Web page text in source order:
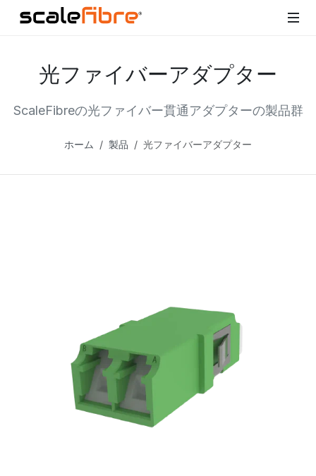
光ファイバーアダプター
ScaleFibreの光ファイバー貫通アダプターの製品群
ホーム 製品 光ファイバーアダプター